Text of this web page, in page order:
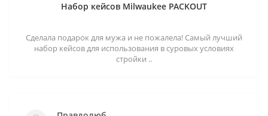
Набор кейсов Milwaukee PACKOUT
Сделала подарок для мужа и не пожалела! Самый лучший
набор кейсов для использования в суровых условиях
стройки ..